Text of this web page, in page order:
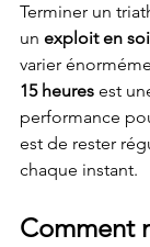
Terminer un
un exploit en soi
varier
15 heures est
performance
est de rester
chaque instant.
Comment